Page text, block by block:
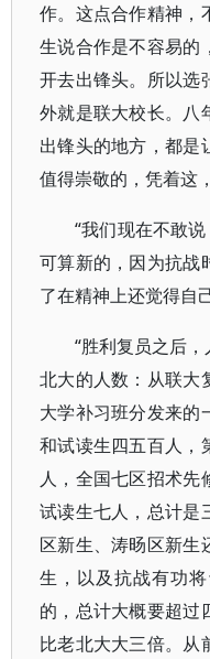
作。这点合作精神，
生说合作是不容易的
开去出锋头。所以选
外就是联大校长。八
出锋头的地方，都是
值得崇敬的，凭着这
“我们现在不敢说
可算新的，因为抗战
了在精神上还觉得自
“胜利复员之后
北大的人数：从联大
大学补习班分发来的
和试读生四五百人，
人，全国七区招术先
试读生七人，总计是
区新生、涛旸区新生
生，以及抗战有功
的，总计大概要超过
比老北大大三倍。从